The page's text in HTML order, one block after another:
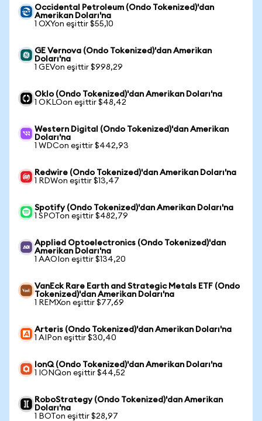
Occidental Petroleum (Ondo Tokenized)'dan
Amerikan Doları'na
1 OXYon eşittir $55,10
GE Vernova (Ondo Tokenized)'dan Amerikan
Doları'na
1 GEVon eşittir $998,29
Oklo (Ondo Tokenized)'dan Amerikan Doları'na
1 OKLOon eşittir $48,42
Western Digital (Ondo Tokenized)'dan Amerikan
Doları'na
1 WDCon eşittir $442,93
Redwire (Ondo Tokenized)'dan Amerikan Doları'na
1 RDWon eşittir $13,47
Spotify (Ondo Tokenized)'dan Amerikan Doları'na
1 SPOTon eşittir $482,79
Applied Optoelectronics (Ondo Tokenized)'dan
Amerikan Doları'na
1 AAOIon eşittir $134,20
VanEck Rare Earth and Strategic Metals ETF (Ondo
Tokenized)'dan Amerikan Doları'na
1 REMXon eşittir $77,69
Arteris (Ondo Tokenized)'dan Amerikan Doları'na
1 AIPon eşittir $30,40
IonQ (Ondo Tokenized)'dan Amerikan Doları'na
1 IONQon eşittir $44,52
RoboStrategy (Ondo Tokenized)'dan Amerikan
Doları'na
1 BOTon eşittir $28,97